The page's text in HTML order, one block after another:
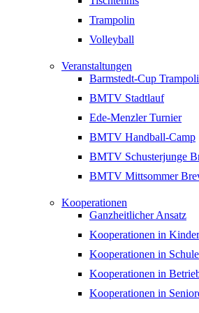
Trampolin
Volleyball
Veranstaltungen
Barmstedt-Cup
BMTV Stadtlauf
Ede-Menzler Turnier
BMTV Handball-Camp
BMTV Schusterjunge
BMTV Mittsommer
Kooperationen
Ganzheitlicher Ansatz
Kooperationen in
Kooperationen in
Kooperationen in
Kooperationen in